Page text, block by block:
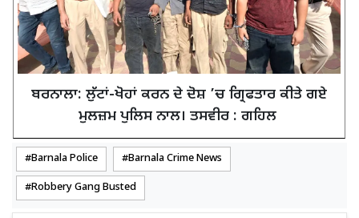
ਬਰਨਾਲਾ: ਲੁੱਟਾਂ-ਖੋਹਾਂ ਕਰਨ ਦੇ ਦੋਸ਼ ’ਚ ਗ੍ਰਿਫਤਾਰ ਕੀਤੇ ਗਏ
ਮੁਲਜ਼ਮ ਪੁਲਿਸ ਨਾਲ। ਤਸਵੀਰ : ਗਹਿਲ
Barnala Police Barnala Crime News
Robbery Gang Busted